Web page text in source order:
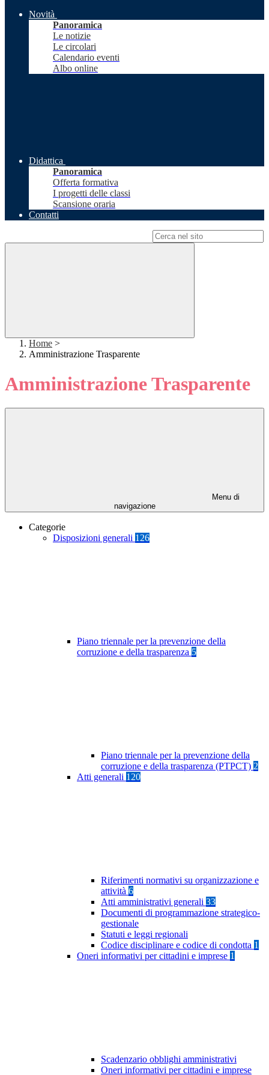
Novità
Panoramica
Le notizie
Le circolari
Calendario eventi
Albo online
Didattica
Panoramica
Offerta formativa
I progetti delle classi
Scansione oraria
Contatti
Home >
Amministrazione Trasparente
Amministrazione Trasparente
Menu di
navigazione
Categorie
Disposizioni generali 126
Piano triennale per la prevenzione della
corruzione e della trasparenza 5
Piano triennale per la prevenzione della
corruzione e della trasparenza (PTPCT) 2
Atti generali 120
Riferimenti normativi su organizzazione e
attività 6
Atti amministrativi generali 33
Documenti di programmazione strategico-
gestionale
Statuti e leggi regionali
Codice disciplinare e codice di condotta 1
Oneri informativi per cittadini e imprese 1
Scadenzario obblighi amministrativi
Oneri informativi per cittadini e imprese